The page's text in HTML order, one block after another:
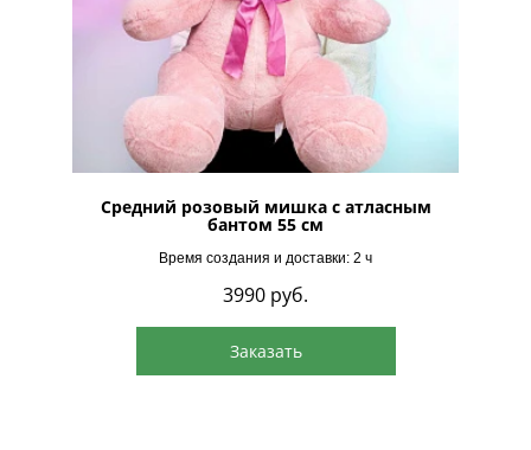
Средний розовый мишка с атласным
бантом 55 см
Время создания и доставки: 2 ч
3990 руб.
Заказать